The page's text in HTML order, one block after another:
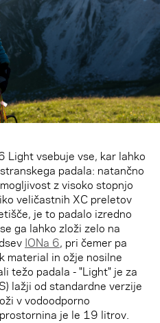
Light vsebuje vse, kar lahko
padala: natančno
z visoko stopnjo
veličastnih XC preletov
je to padalo izredno
ga lahko zloži zelo na
IONa 6, pri čemer pa
material in ožje nosilne
težo padala - "Light" je za
lažji od standardne verzije
v vodoodporno
je le 19 litrov.